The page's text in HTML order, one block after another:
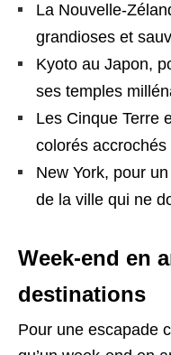
La Nouvelle-
grandioses et
Kyoto au Japon,
ses temples
Les Cinque Terre
colorés
New York, pour
de la ville qui ne
Week-end en
destinations
Pour une escapade